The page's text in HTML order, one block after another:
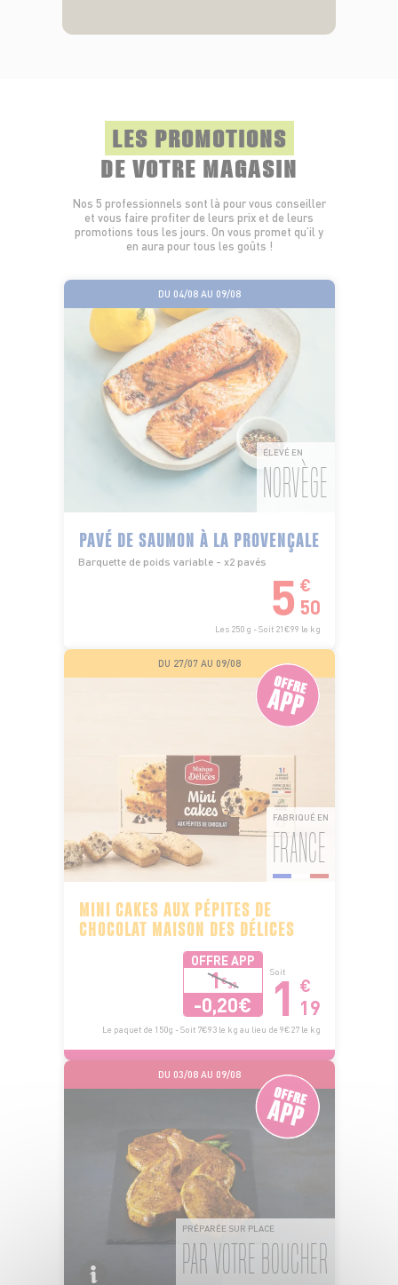
LES PROMOTIONS
DE VOTRE MAGASIN
Nos 5 professionnels sont là pour vous conseiller
et vous faire profiter de leurs prix et de leurs
promotions tous les jours. On vous promet qu’il y
en aura pour tous les goûts !
DU 04/08 AU 09/08
ÉLEVÉ EN
NORVÈGE
PAVÉ DE SAUMON À LA PROVENÇALE
Barquette de poids variable - x2 pavés
5 €
50
Les 250 g - Soit 21€99 le kg
DU 27/07 AU 09/08
FABRIQUÉ EN
FRANCE
MINI CAKES AUX PÉPITES DE
CHOCOLAT MAISON DES DÉLICES
OFFRE APP
1€39
-0,20€
Soit
1 €
19
Le paquet de 150g - Soit 7€93 le kg au lieu de 9€27 le kg
DU 03/08 AU 09/08
PRÉPARÉE SUR PLACE
PAR VOTRE BOUCHER